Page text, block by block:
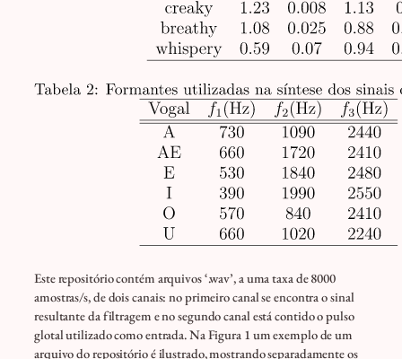
Este repositório contém arquivos ‘.wav’, a uma taxa de 8000
amostras/s, de dois canais: no primeiro canal se encontra o sinal
resultante da filtragem e no segundo canal está contido o pulso
glotal utilizado como entrada. Na Figura 1 um exemplo de um
arquivo do repositório é ilustrado, mostrando separadamente os